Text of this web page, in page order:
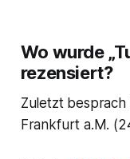
Wo wurde
rezensiert?
Zuletzt besprach
Frankfurt a.M.